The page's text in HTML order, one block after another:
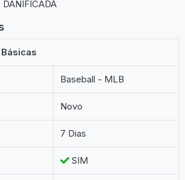
Cruz 21 Exclusivo
Baseball - MLB
Novo